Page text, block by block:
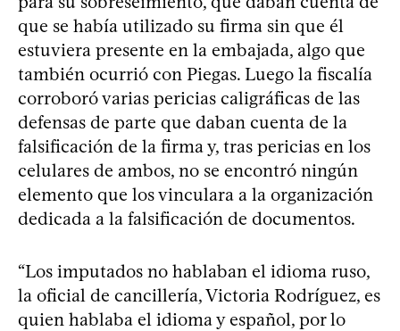
que se había utilizado su firma sin que él
estuviera presente en la embajada, algo que
también ocurrió con Piegas. Luego la fiscalía
corroboró varias pericias caligráficas de las
defensas de parte que daban cuenta de la
falsificación de la firma y, tras pericias en los
celulares de ambos, no se encontró ningún
elemento que los vinculara a la organización
dedicada a la falsificación de documentos.
“Los imputados no hablaban el idioma ruso,
la oficial de cancillería, Victoria Rodríguez, es
quien hablaba el idioma y español, por lo